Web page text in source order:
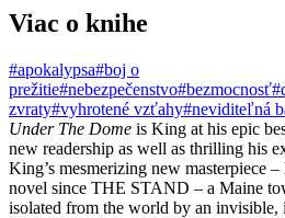
Viac o knihe
#apokalypsa#boj o
prežitie#nebezpečenstvo#bezmocnosť
zvraty#vyhrotené vzťahy#neviditeľná
Under The Dome is King at his epic
new readership as well as thrilling his
King’s mesmerizing new masterpiece
novel since THE STAND – a Maine
isolated from the world by an invisible,